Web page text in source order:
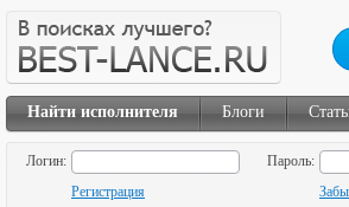
Найти исполнителя Блоги
Логин:
Пароль:
Регистрация